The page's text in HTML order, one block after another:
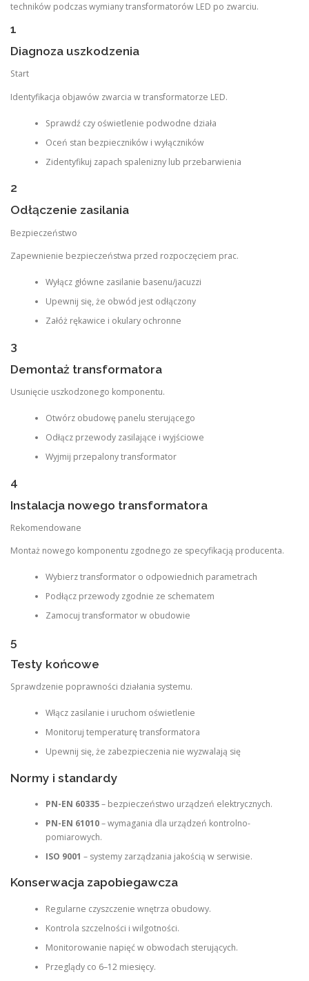
techników podczas wymiany transformatorów LED po zwarciu.
1
Diagnoza uszkodzenia
Start
Identyfikacja objawów zwarcia w transformatorze LED.
Sprawdź czy oświetlenie podwodne działa
Oceń stan bezpieczników i wyłączników
Zidentyfikuj zapach spalenizny lub przebarwienia
2
Odłączenie zasilania
Bezpieczeństwo
Zapewnienie bezpieczeństwa przed rozpoczęciem prac.
Wyłącz główne zasilanie basenu/jacuzzi
Upewnij się, że obwód jest odłączony
Załóż rękawice i okulary ochronne
3
Demontaż transformatora
Usunięcie uszkodzonego komponentu.
Otwórz obudowę panelu sterującego
Odłącz przewody zasilające i wyjściowe
Wyjmij przepalony transformator
4
Instalacja nowego transformatora
Rekomendowane
Montaż nowego komponentu zgodnego ze specyfikacją producenta.
Wybierz transformator o odpowiednich parametrach
Podłącz przewody zgodnie ze schematem
Zamocuj transformator w obudowie
5
Testy końcowe
Sprawdzenie poprawności działania systemu.
Włącz zasilanie i uruchom oświetlenie
Monitoruj temperaturę transformatora
Upewnij się, że zabezpieczenia nie wyzwalają się
Normy i standardy
PN-EN 60335– bezpieczeństwo urządzeń elektrycznych.
PN-EN 61010– wymagania dla urządzeń kontrolno-
pomiarowych.
ISO 9001 – systemy zarządzania jakością w serwisie.
Konserwacja zapobiegawcza
Regularne czyszczenie wnętrza obudowy.
Kontrola szczelności i wilgotności.
Monitorowanie napięć w obwodach sterujących.
Przeglądy co 6–12 miesięcy.